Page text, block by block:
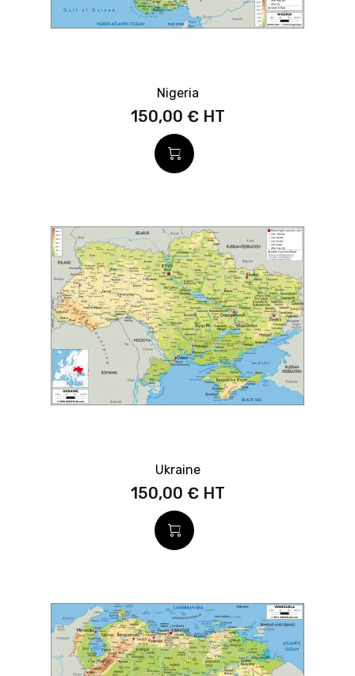
Nigeria
150,00 €
Ukraine
150,00 €